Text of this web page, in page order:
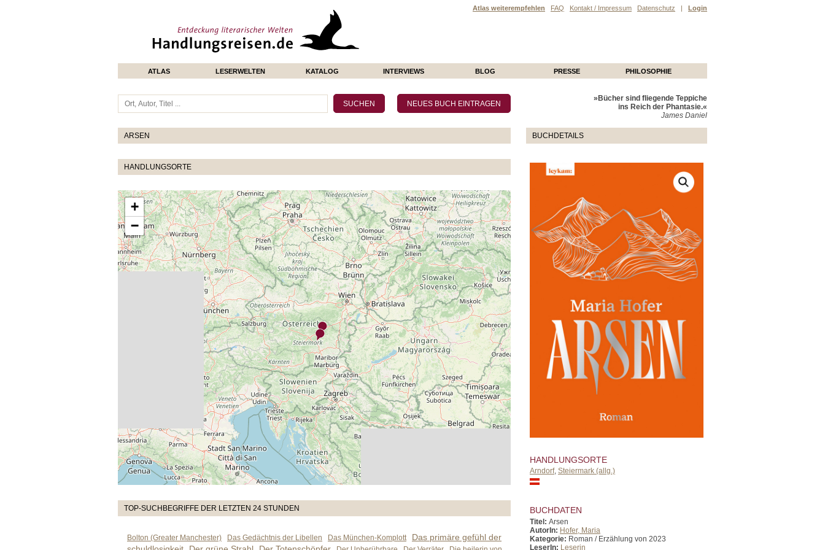
Atlas weiterempfehlen FAQ Kontakt / Impressum Datenschutz | Login
ATLAS LESERWELTEN KATALOG INTERVIEWS BLOG PRESSE PHILOSOPHIE
ARSEN
HANDLUNGSORTE
+
−
TOP-SUCHBEGRIFFE DER LETZTEN 24 STUNDEN
Bolton (Greater Manchester) Das Gedächtnis der Libellen Das München-Komplott
Das primäre gefühl der
»Bücher sind fliegende Teppiche
ins Reich der Phantasie.«
James Daniel
BUCHDETAILS
HANDLUNGSORTE
Arndorf, Steiermark (allg.)
BUCHDATEN
Titel: Arsen
AutorIn: Hofer, Maria
Kategorie: Roman / Erzählung von 2023
LeserIn: Leserin